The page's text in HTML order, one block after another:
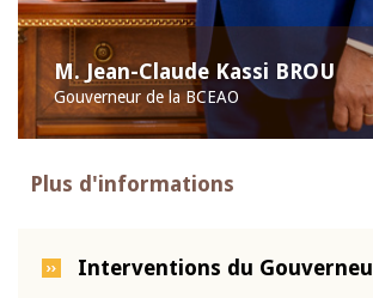
M. Jean-Claude Kassi BROU
Gouverneur de la BCEAO
Plus d'informations
Interventions du